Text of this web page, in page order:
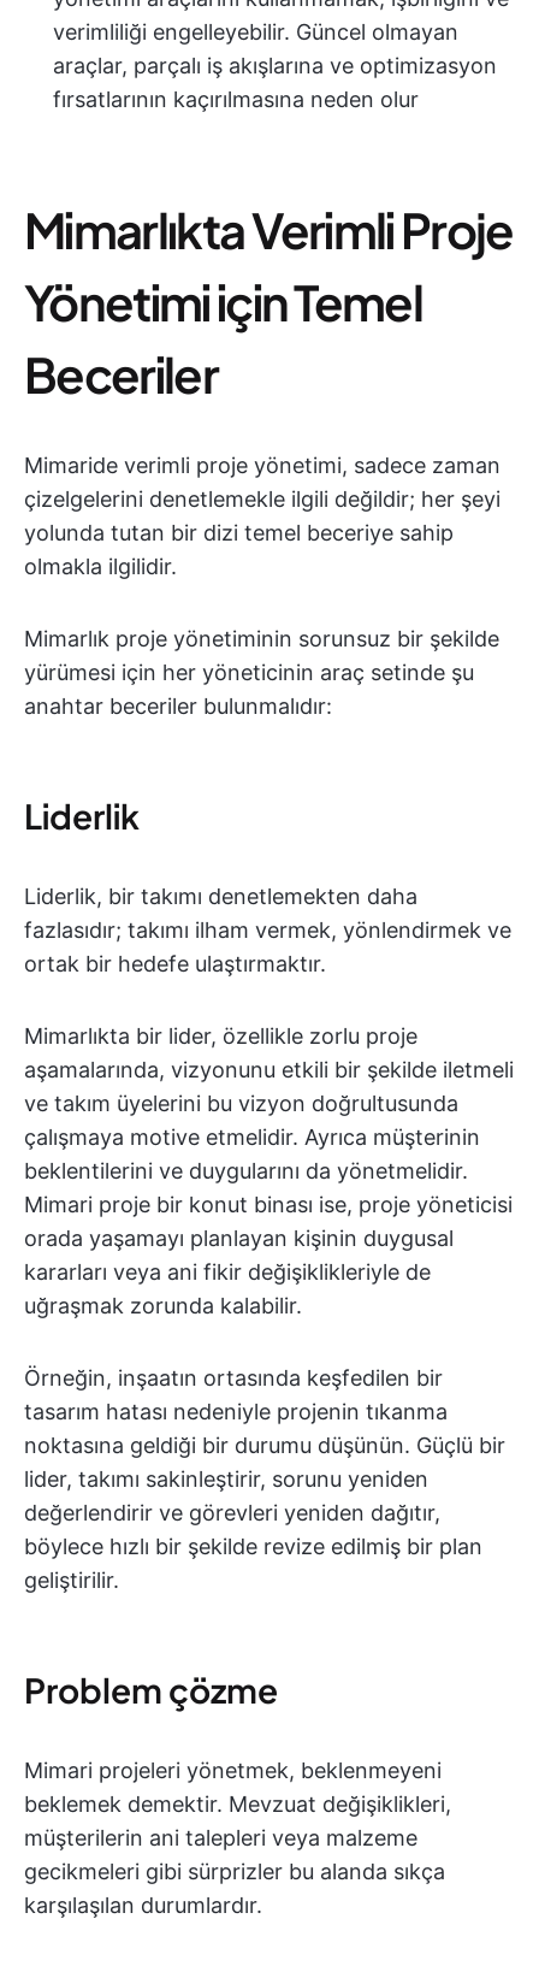
verimliliği engelleyebilir. Güncel olmayan
araçlar, parçalı iş akışlarına ve optimizasyon
fırsatlarının kaçırılmasına neden olur
Mimarlıkta Verimli Proje
Yönetimi için Temel
Beceriler
Mimaride verimli proje yönetimi, sadece zaman
çizelgelerini denetlemekle ilgili değildir; her şeyi
yolunda tutan bir dizi temel beceriye sahip
olmakla ilgilidir.
Mimarlık proje yönetiminin sorunsuz bir şekilde
yürümesi için her yöneticinin araç setinde şu
anahtar beceriler bulunmalıdır:
Liderlik
Liderlik, bir takımı denetlemekten daha
fazlasıdır; takımı ilham vermek, yönlendirmek ve
ortak bir hedefe ulaştırmaktır.
Mimarlıkta bir lider, özellikle zorlu proje
aşamalarında, vizyonunu etkili bir şekilde iletmeli
ve takım üyelerini bu vizyon doğrultusunda
çalışmaya motive etmelidir. Ayrıca müşterinin
beklentilerini ve duygularını da yönetmelidir.
Mimari proje bir konut binası ise, proje yöneticisi
orada yaşamayı planlayan kişinin duygusal
kararları veya ani fikir değişiklikleriyle de
uğraşmak zorunda kalabilir.
Örneğin, inşaatın ortasında keşfedilen bir
tasarım hatası nedeniyle projenin tıkanma
noktasına geldiği bir durumu düşünün. Güçlü bir
lider, takımı sakinleştirir, sorunu yeniden
değerlendirir ve görevleri yeniden dağıtır,
böylece hızlı bir şekilde revize edilmiş bir plan
geliştirilir.
Problem çözme
Mimari projeleri yönetmek, beklenmeyeni
beklemek demektir. Mevzuat değişiklikleri,
müşterilerin ani talepleri veya malzeme
gecikmeleri gibi sürprizler bu alanda sıkça
karşılaşılan durumlardır.